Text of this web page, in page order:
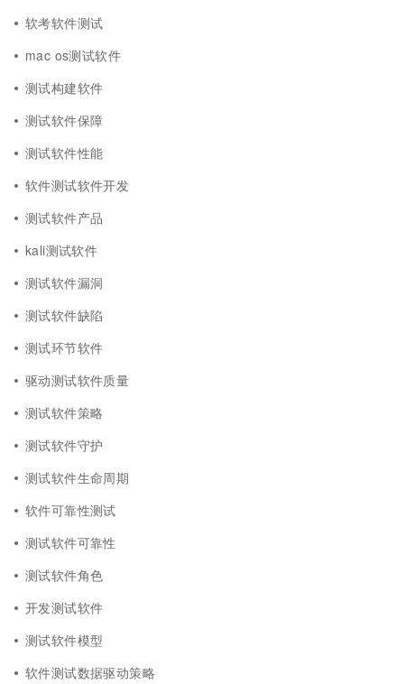
软考软件测试
mac os测试软件
测试构建软件
测试软件保障
测试软件性能
软件测试软件开发
测试软件产品
kali测试软件
测试软件漏洞
测试软件缺陷
测试环节软件
驱动测试软件质量
测试软件策略
测试软件守护
测试软件生命周期
软件可靠性测试
测试软件可靠性
测试软件角色
开发测试软件
测试软件模型
软件测试数据驱动策略